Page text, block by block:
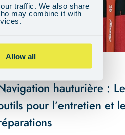
traffic. We also share
may combine it with
Allow all
hauturière :
pour l’entretien et